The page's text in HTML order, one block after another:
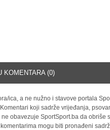
KOMENTARA (0)
ica, a ne nužno i stavove portala
koji sadrže vrijeđanja,
obavezuje SportSport.ba da obriše
mogu biti pronađeni